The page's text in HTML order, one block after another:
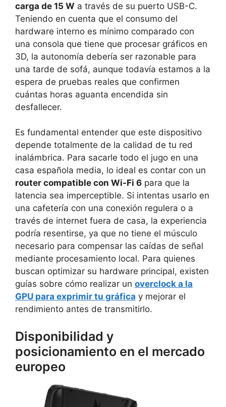
carga de 15 W a través de su puerto USB-C.
Teniendo en cuenta que el consumo del
hardware interno es mínimo comparado con
una consola que tiene que procesar gráficos en
3D, la autonomía debería ser razonable para
una tarde de sofá, aunque todavía estamos a la
espera de pruebas reales que confirmen
cuántas horas aguanta encendida sin
desfallecer.
Es fundamental entender que este dispositivo
depende totalmente de la calidad de tu red
inalámbrica. Para sacarle todo el jugo en una
casa española media, lo ideal es contar con un
router compatible con Wi-Fi 6 para que la
latencia sea imperceptible. Si intentas usarlo en
una cafetería con una conexión regulera o a
través de internet fuera de casa, la experiencia
podría resentirse, ya que no tiene el músculo
necesario para compensar las caídas de señal
mediante procesamiento local. Para quienes
buscan optimizar su hardware principal, existen
guías sobre cómo realizar un overclock a la
GPU para exprimir tu gráfica y mejorar el
rendimiento antes de transmitirlo.
Disponibilidad y
posicionamiento en el mercado
europeo